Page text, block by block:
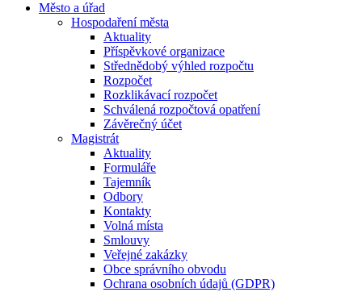
Město a úřad
Hospodaření města
Aktuality
Příspěvkové organizace
Střednědobý výhled rozpočtu
Rozpočet
Rozklikávací rozpočet
Schválená rozpočtová opatření
Závěrečný účet
Magistrát
Aktuality
Formuláře
Tajemník
Odbory
Kontakty
Volná místa
Smlouvy
Veřejné zakázky
Obce správního obvodu
Ochrana osobních údajů (GDPR)